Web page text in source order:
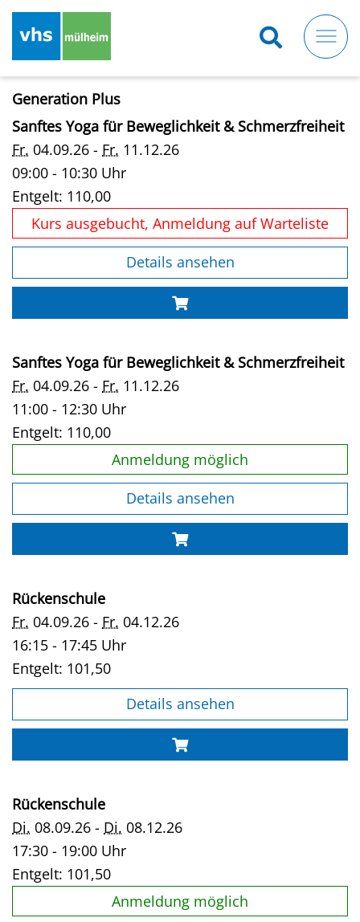
Generation Plus
Sanftes Yoga für Beweglichkeit & Schmerzfreiheit
Fr. 04.09.26 - Fr. 11.12.26
09:00 - 10:30 Uhr
Entgelt: 110,00
Kurs ausgebucht, Anmeldung auf Warteliste
Details ansehen
Sanftes Yoga für Beweglichkeit & Schmerzfreiheit
Fr. 04.09.26 - Fr. 11.12.26
11:00 - 12:30 Uhr
Entgelt: 110,00
Anmeldung möglich
Details ansehen
Rückenschule
Fr. 04.09.26 - Fr. 04.12.26
16:15 - 17:45 Uhr
Entgelt: 101,50
Details ansehen
Rückenschule
Di. 08.09.26 - Di. 08.12.26
17:30 - 19:00 Uhr
Entgelt: 101,50
Anmeldung möglich